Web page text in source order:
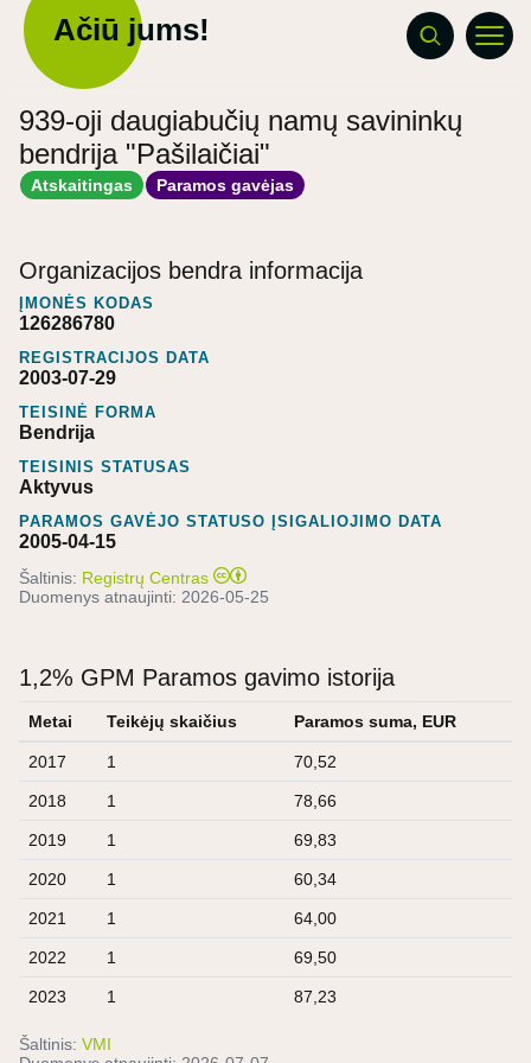
Ačiū jums!
939-oji daugiabučių namų savininkų
bendrija "Pašilaičiai"
Atskaitingas Paramos gavėjas
Organizacijos bendra informacija
ĮMONĖS KODAS
126286780
REGISTRACIJOS DATA
2003-07-29
TEISINĖ FORMA
Bendrija
TEISINIS STATUSAS
Aktyvus
PARAMOS GAVĖJO STATUSO ĮSIGALIOJIMO DATA
2005-04-15
Šaltinis: Registrų Centras
Duomenys atnaujinti: 2026-05-25
1,2% GPM Paramos gavimo istorija
Metai Teikėjų skaičius Paramos suma, EUR
2017 1 70,52
2018 1 78,66
2019 1 69,83
2020 1 60,34
2021 1 64,00
2022 1 69,50
2023 1 87,23
Šaltinis: VMI